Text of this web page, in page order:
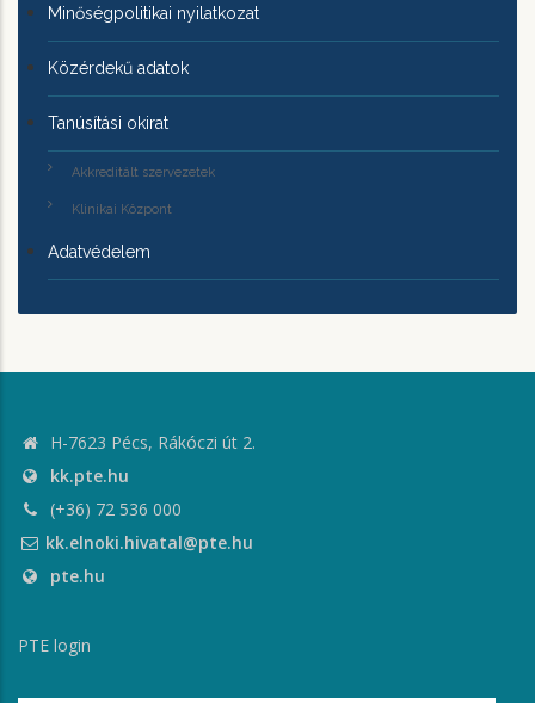
Minőségpolitikai nyilatkozat
Közérdekű adatok
Tanúsítási okirat
Akkreditált szervezetek
Klinikai Központ
Adatvédelem
H-7623 Pécs, Rákóczi út 2.
kk.pte.hu
(+36) 72 536 000
kk.elnoki.hivatal@pte.hu
pte.hu
PTE login